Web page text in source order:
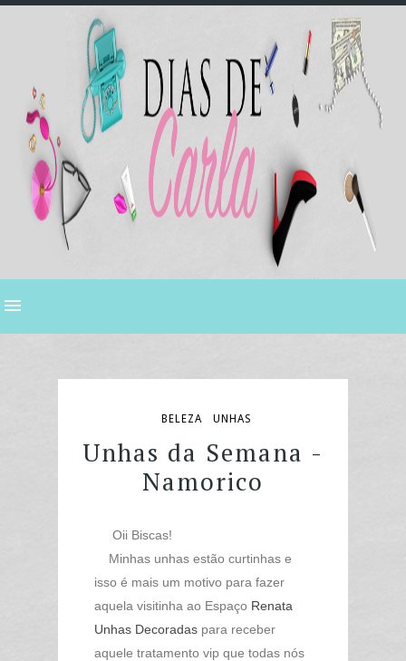
BELEZA UNHAS
Unhas da Semana -
Namorico
Oii Biscas!
Minhas unhas estão curtinhas e
isso é mais um motivo para fazer
aquela visitinha ao Espaço Renata
Unhas Decoradas para receber
aquele tratamento vip que todas nós